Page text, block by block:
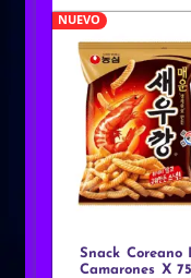
NUEVO
Snack Coreano
Camarones X